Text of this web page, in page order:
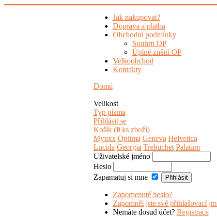
Jak nakupovat?
Doprava a platba
Obchodní podmínky
Souhrn OP
Úplné znění OP
Velkoobchod
Kontakty
Domů
Velikost
Typ písma
Přihlásit se
Košík (0ks zboží)
Mynxx Optima Geneva Helvetica
Lucida Georgia Trebuchet Palatino
Uživatelské jméno
Heslo
Zapamatuj si mne
Zapomenuté heslo?
Zapomněl jste své přihlašovací
Nemáte dosud účet? Registrace